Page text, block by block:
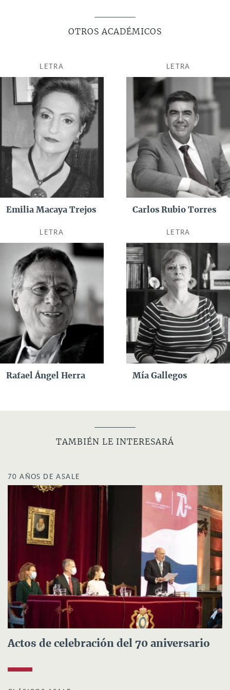
OTROS ACADÉMICOS
LETRA
Emilia Macaya Trejos
LETRA
Carlos Rubio Torres
LETRA
Rafael Ángel Herra
LETRA
Mía Gallegos
TAMBIÉN LE INTERESARÁ
70 AÑOS DE ASALE
Actos de celebración del 70 aniversario